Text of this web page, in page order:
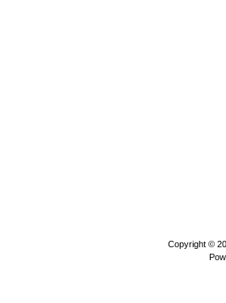
Copyright ©